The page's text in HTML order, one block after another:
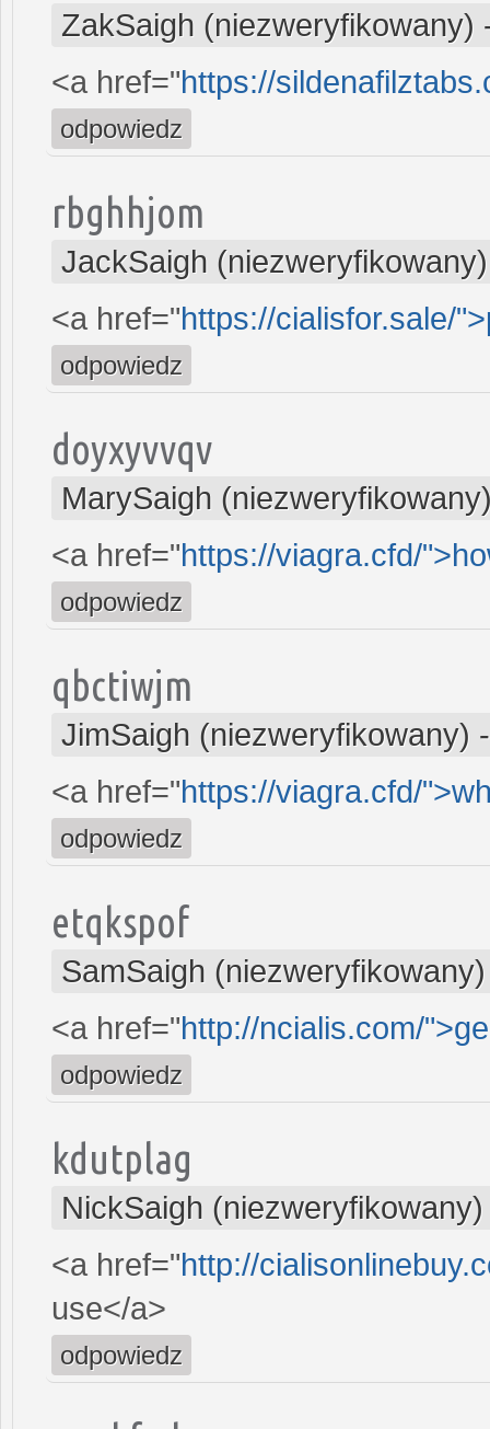
ZakSaigh (niezweryfikowany)
<a href="https://
odpowiedz
rbghhjom
JackSaigh (niezweryfikowany)
<a href="https://cialisfor.sale/
odpowiedz
doyxyvvqv
MarySaigh
<a href="https://viagra.cfd/
odpowiedz
qbctiwjm
JimSaigh (niezweryfikowany)
<a href="https://viagra.cfd/
odpowiedz
etqkspof
SamSaigh (niezweryfikowany)
<a href="http://ncialis.com/
odpowiedz
kdutplag
NickSaigh (niezweryfikowany)
<a href="http://
use</a>
odpowiedz